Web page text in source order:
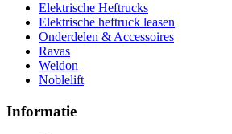
Elektrische Heftrucks
Elektrische heftruck leasen
Onderdelen & Accessoires
Ravas
Weldon
Noblelift
Informatie